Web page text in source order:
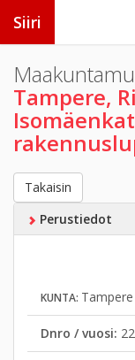
Siiri
Tampere,
Takaisin
Perustiedot
KUNTA: Tampere
Dnro / vuosi: